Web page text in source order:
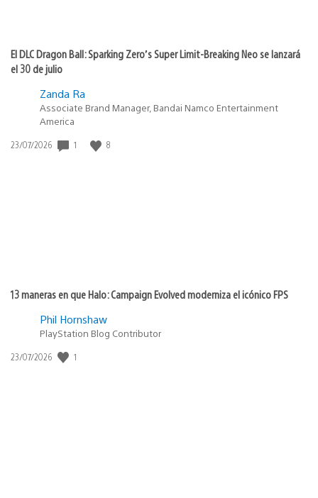
El DLC Dragon Ball: Sparking Zero’s Super Limit-Breaking Neo se lanzará
el 30 de julio
Zanda Ra
Associate Brand Manager, Bandai Namco Entertainment
America
Fecha
23/07/2026 1 8
13 maneras en que Halo: Campaign Evolved moderniza el icónico FPS
Phil Hornshaw
PlayStation Blog Contributor
Fecha
23/07/2026 1